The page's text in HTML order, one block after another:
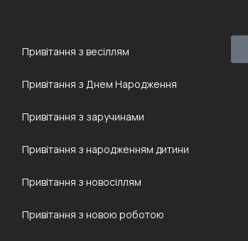
Привітання з весіллям
Привітання з Днем Народження
Привітання з заручинами
Привітання з народженням дитини
Привітання з новосіллям
Привітання з новою роботою